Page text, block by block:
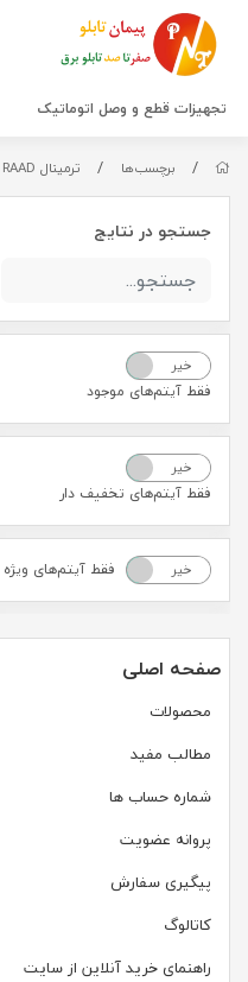
تجهیزات قطع و وصل اتوماتیک
/ برچسب‌ها / ترمینال RAAD
جستجو در نتایج
خیر
فقط آیتم‌های موجود
خیر
فقط آیتم‌های تخفیف دار
بله خیر فقط آیتم‌های ویژه
صفحه اصلی
محصولات
مطالب مفید
شماره حساب ها
پروانه عضویت
پیگیری سفارش
کاتالوگ
راهنمای خرید آنلاین از سایت